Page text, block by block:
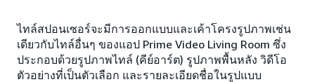
ไทล์สปอนเซอร์จะมีการออกแบบและเค้าโครงรูปภาพเช่น
เดียวกับไทล์อื่นๆ ของแอป Prime Video Living Room ซึ่ง
ประกอบด้วยรูปภาพไทล์ (คีย์อาร์ต) รูปภาพพื้นหลัง วิดีโอ
ตัวอย่างที่เป็นตัวเลือก และรายละเอียดชื่อในรูปแบบ